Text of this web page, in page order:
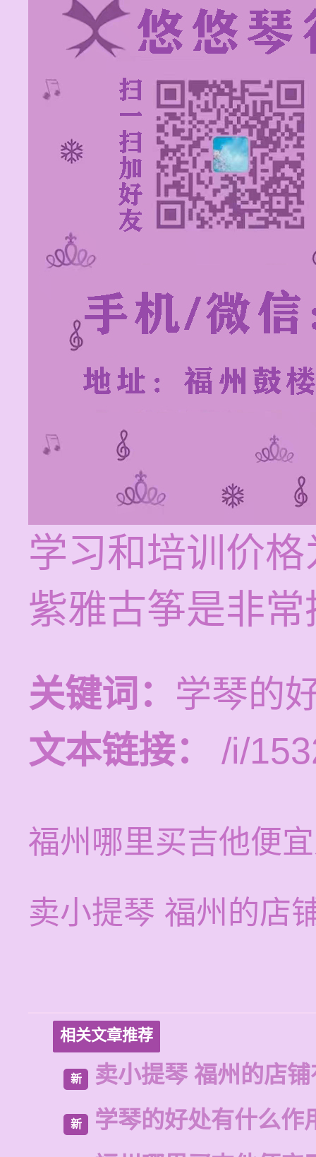
学习和培训价
紫雅古筝是非
关键词： 学琴的
文本链接：
/i/
福州哪里买吉他便
卖小提琴 福州的店
相关文章推荐
新 卖小提琴 福州的店
新
学琴的好处有什么作